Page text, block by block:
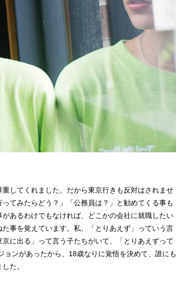
してくれました。だから東京行きも反対はされませ
てみたらどう？」「公務員は？」と勧めてくる事も
あるわけでもなければ、どこかの会社に就職したい
事を覚えています。私、「とりあえず」っていう言
に出る」って言う子たちがいて、「とりあえずって
ンがあったから、18歳なりに覚悟を決めて、誰にも
た。